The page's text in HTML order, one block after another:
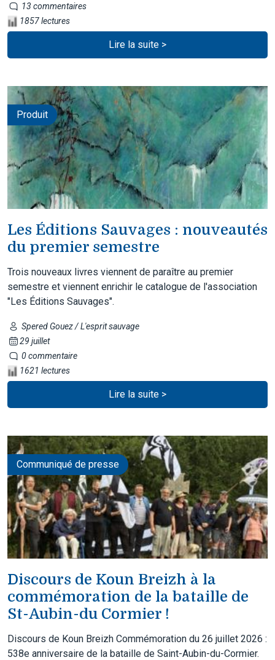
13 commentaires
1857 lectures
Lire la suite >
Produit
Les Éditions Sauvages : nouveautés
du premier semestre
Trois nouveaux livres viennent de paraître au premier
semestre et viennent enrichir le catalogue de l'association
"Les Éditions Sauvages".
Spered Gouez / L'esprit sauvage
29 juillet
0 commentaire
1621 lectures
Lire la suite >
Communiqué de presse
Discours de Koun Breizh à la
commémoration de la bataille de
St-Aubin-du Cormier !
Discours de Koun Breizh Commémoration du 26 juillet 2026 :
538e anniversaire de la bataille de Saint-Aubin-du-Cormier.